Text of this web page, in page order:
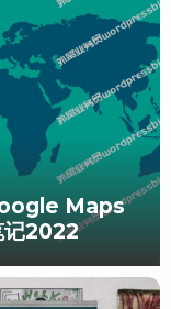
Maps
记2022